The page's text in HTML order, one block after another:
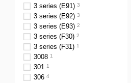
3 series (E91) 3
3 series (E92) 3
3 series (E93) 2
3 series (F30) 2
3 series (F31) 1
3008 1
301 1
306 4